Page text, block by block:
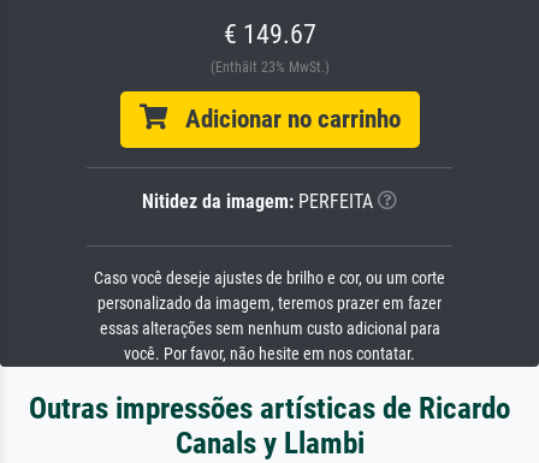
€ 149.67
(Enthält 23% MwSt.)
Adicionar no carrinho
Nitidez da imagem: PERFEITA
Caso você deseje ajustes de brilho e cor, ou um corte
personalizado da imagem, teremos prazer em fazer
essas alterações sem nenhum custo adicional para
você. Por favor, não hesite em nos contatar.
Outras impressões artísticas de Ricardo
Canals y Llambi